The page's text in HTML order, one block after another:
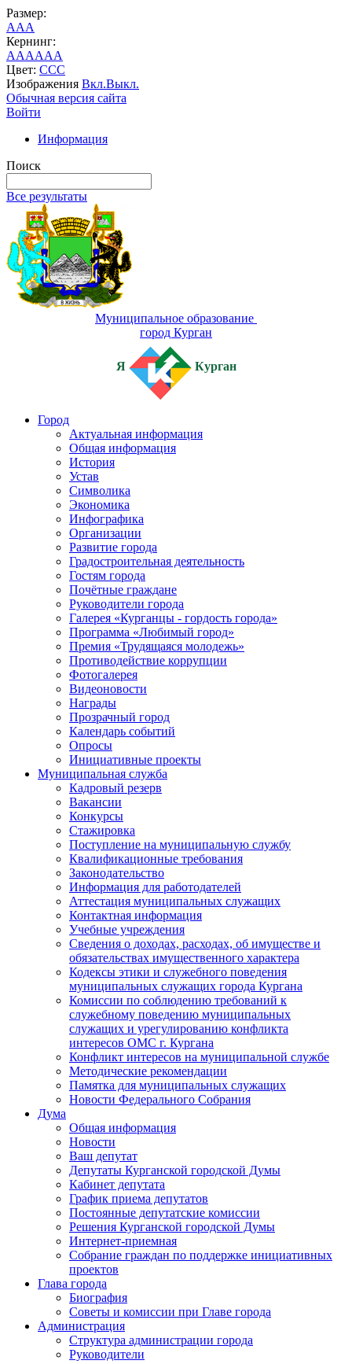
Размер:
AAA
Кернинг:
AAAAAA
Цвет: CCC
Изображения Вкл.Выкл.
Обычная версия сайта
Войти
Информация
Поиск
Все результаты
Муниципальное образование
город Курган
Я Курган
Город
Актуальная информация
Общая информация
История
Устав
Символика
Экономика
Инфографика
Организации
Развитие города
Градостроительная деятельность
Гостям города
Почётные граждане
Руководители города
Галерея «Курганцы - гордость города»
Программа «Любимый город»
Премия «Трудящаяся молодежь»
Противодействие коррупции
Фотогалерея
Видеоновости
Награды
Прозрачный город
Календарь событий
Опросы
Инициативные проекты
Муниципальная служба
Кадровый резерв
Вакансии
Конкурсы
Стажировка
Поступление на муниципальную службу
Квалификационные требования
Законодательство
Информация для работодателей
Аттестация муниципальных служащих
Контактная информация
Учебные учреждения
Сведения о доходах, расходах, об имуществе и
обязательствах имущественного характера
Кодексы этики и служебного поведения
муниципальных служащих города Кургана
Комиссии по соблюдению требований к
служебному поведению муниципальных
служащих и урегулированию конфликта
интересов ОМС г. Кургана
Конфликт интересов на муниципальной службе
Методические рекомендации
Памятка для муниципальных служащих
Новости Федерального Cобрания
Дума
Общая информация
Новости
Ваш депутат
Депутаты Курганской городской Думы
Кабинет депутата
График приема депутатов
Постоянные депутатские комиссии
Решения Курганской городской Думы
Интернет-приемная
Собрание граждан по поддержке инициативных
проектов
Глава города
Биография
Советы и комиссии при Главе города
Администрация
Структура администрации города
Руководители